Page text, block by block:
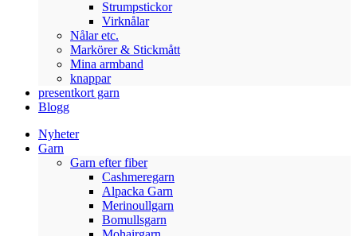
Strumpstickor
Virknålar
Nålar etc.
Markörer & Stickmått
Mina armband
knappar
presentkort garn
Blogg
Nyheter
Garn
Garn efter fiber
Cashmeregarn
Alpacka Garn
Merinoullgarn
Bomullsgarn